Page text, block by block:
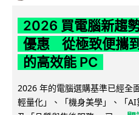
2026 買電腦新趨
優惠 從極致便攜
的高效能 PC
2026 年的電腦選購基準已經全
輕量化」、「機身美學」、「